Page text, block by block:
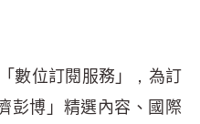
數位訂閱服務」，為訂
彭博」精選內容、國際